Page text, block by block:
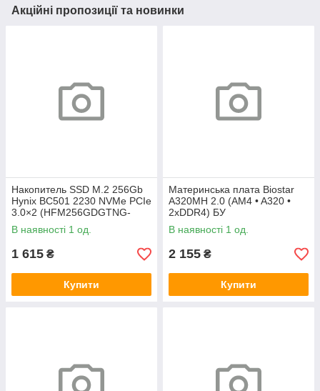
Акційні пропозиції та новинки
Накопитель SSD M.2 256Gb
Hynix BC501 2230 NVMe PCIe
3.0×2 (HFM256GDGTNG-
83A0A) 800/1600 БУ
В наявності 1 од.
1 615 ₴
Купити
Материнська плата Biostar
A320MH 2.0 (AM4 • A320 •
2xDDR4) БУ
В наявності 1 од.
2 155 ₴
Купити